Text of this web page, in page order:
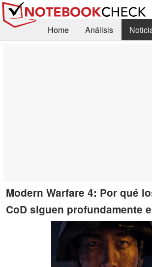
Home Análisis
Modern Warfare 4: Por qué
CoD siguen profundamente